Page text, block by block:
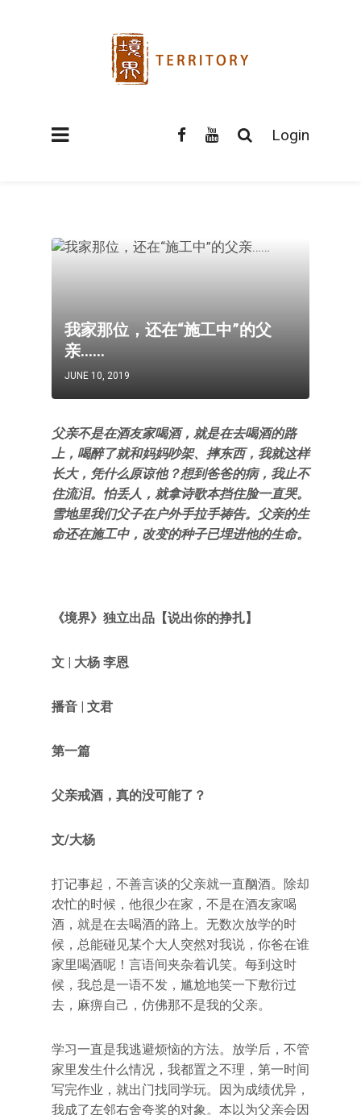
Login
我家那位，还在“施工中”的父
亲……
JUNE 10, 2019
父亲不是在酒友家喝酒，就是在去喝酒的路
上，喝醉了就和妈妈吵架、摔东西，我就这样
长大，凭什么原谅他？想到爸爸的病，我止不
住流泪。怕丢人，就拿诗歌本挡住脸一直哭。
雪地里我们父子在户外手拉手祷告。父亲的生
命还在施工中，改变的种子已埋进他的生命。
《境界》独立出品【说出你的挣扎】
文 | 大杨 李恩
播音 | 文君
第一篇
父亲戒酒，真的没可能了？
文/大杨
打记事起，不善言谈的父亲就一直酗酒。除却
农忙的时候，他很少在家，不是在酒友家喝
酒，就是在去喝酒的路上。无数次放学的时
候，总能碰见某个大人突然对我说，你爸在谁
家里喝酒呢！言语间夹杂着讥笑。每到这时
候，我总是一语不发，尴尬地笑一下敷衍过
去，麻痹自己，仿佛那不是我的父亲。
学习一直是我逃避烦恼的方法。放学后，不管
家里发生什么情况，我都置之不理，第一时间
写完作业，就出门找同学玩。因为成绩优异，
我成了左邻右舍夸奖的对象。本以为父亲会因